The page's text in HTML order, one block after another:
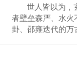
世人皆以为，
者壁垒森严、水火
卦、邵雍迭代的
时。 当域外三千
间秩序，主角悟